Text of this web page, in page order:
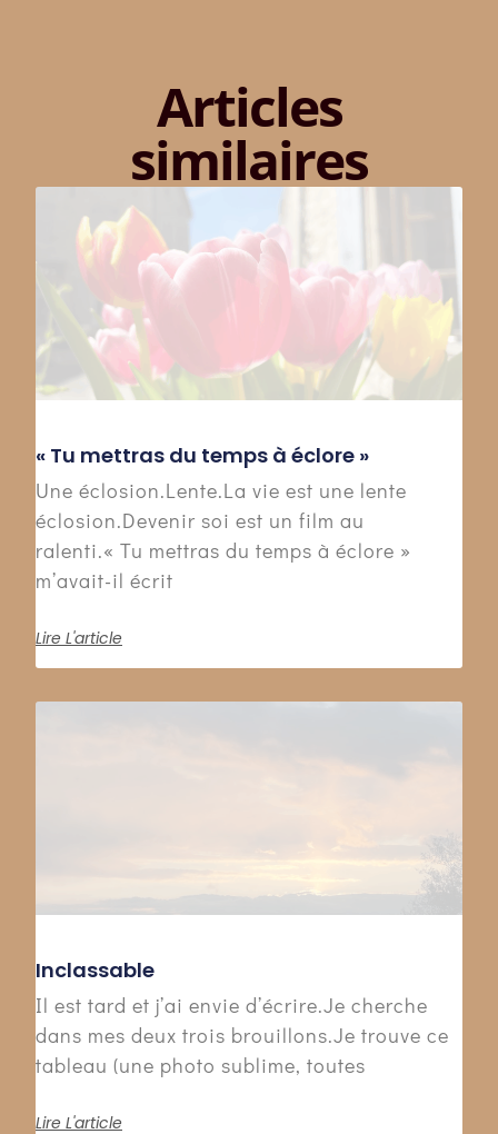
Articles
similaires
« Tu mettras du temps à éclore »
Une éclosion.Lente.La vie est une lente
éclosion.Devenir soi est un film au
ralenti.« Tu mettras du temps à éclore »
m’avait-il écrit
Lire L'article
Inclassable
Il est tard et j’ai envie d’écrire.Je cherche
dans mes deux trois brouillons.Je trouve ce
tableau (une photo sublime, toutes
Lire L'article